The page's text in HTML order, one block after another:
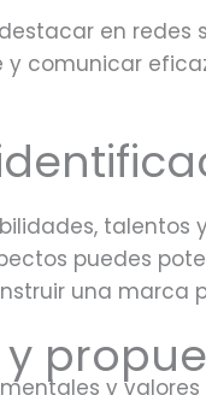
en
comunicar
talentos
puedes
una marca
y